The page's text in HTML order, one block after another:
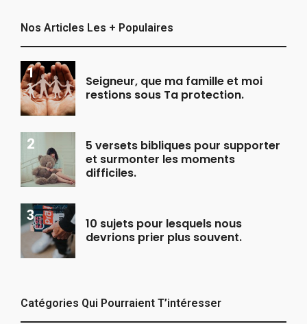
Nos Articles Les + Populaires
Seigneur, que ma famille et moi
restions sous Ta protection.
5 versets bibliques pour supporter
et surmonter les moments
difficiles.
10 sujets pour lesquels nous
devrions prier plus souvent.
Catégories Qui Pourraient T’intéresser